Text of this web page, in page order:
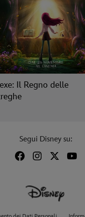
Il Regno delle
Segui Disney su: